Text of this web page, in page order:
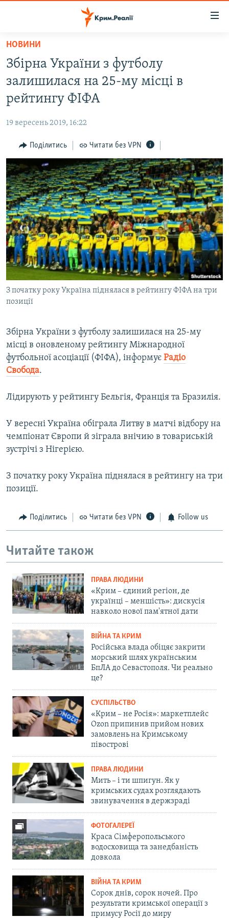
Перейти
основного
матеріалу
Перейти
до
основної
навігації
Перейти
до
пошуку
НОВИНИ
ВОДА.КРИМ
ВІДЕО ТА ФОТО
БЛОГИ
ПОГЛЯД
ІНТЕРВ'Ю
ВСЕ ЗА ДЕНЬ
СПЕЦПРОЕКТИ
ДЕПОРТАЦІЯ
ВІДЕОУРОКИ «ELIFBE»
СВІДЧЕННЯ ОКУПАЦІЇ
УКРАЇНСЬКА ПРОБЛЕМА КРИМУ
ІНФОГРАФІКА
ЯК ОБІЙТИ БЛОКУВАННЯ
Русский
Qırımtatar
ДОЛУЧАЙСЯ!
Усі сайти RFE/RL
НОВИНИ
Збірна України з футболу
залишилася на 25-му місці в
рейтингу ФІФА
19 вересень 2019, 16:22
Поділитись Читати без VPN
З початку року Україна піднялася в рейтингу ФІФА на три
позиції
Збірна України з футболу залишилася на 25-му
місці в оновленому рейтингу Міжнародної
футбольної асоціації (ФІФА), інформує Радіо
Свобода.
Лідирують у рейтингу Бельгія, Франція та Бразилія.
У вересні Україна обіграла Литву в матчі відбору на
чемпіонат Європи й зіграла внічию в товариській
зустрічі з Нігерією.
З початку року Україна піднялася в рейтингу на три
позиції.
Поділитись Читати без VPN Follow us
Читайте також
ПРАВА ЛЮДИНИ
«Крим – єдиний регіон, де
українці – меншість»: дискусія
навколо нової пам'ятної дати
ВІЙНА ТА КРИМ
Російська влада обіцяє закрити
морський шлях українським
БпЛА до Севастополя. Чи реально
це?
СУСПІЛЬСТВО
«Крим – не Росія»: маркетплейс
Ozon припинив прийом нових
замовлень на Кримському
півострові
ПРАВА ЛЮДИНИ
Мить – і ти шпигун. Як у
кримських судах розглядають
звинувачення в держзраді
ФОТОГАЛЕРЕЇ
Краса Сімферопольського
водосховища та занедбаність
довкола
ВІЙНА ТА КРИМ
Сорок днів, сорок ночей. Про
результати кримської операції з
примусу Росії до миру